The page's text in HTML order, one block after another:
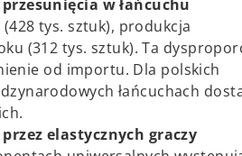
w łańcuchu
tys. sztuk), produkcja
(312 tys. sztuk). Ta
od importu. Dla polskich
łańcuchach
elastycznych graczy